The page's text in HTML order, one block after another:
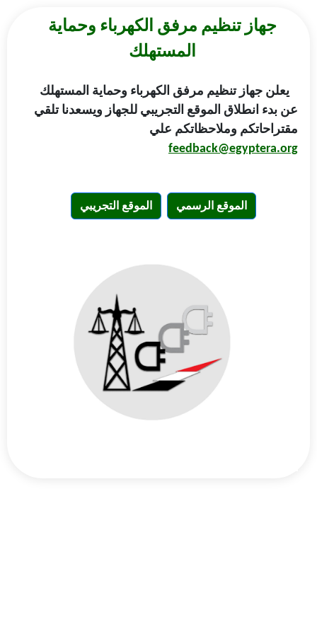
جهاز تنظيم مرفق الكهرباء وحماية
المستهلك
يعلن جهاز تنظيم مرفق الكهرباء وحماية المستهلك
عن بدء انطلاق الموقع التجريبي للجهاز ويسعدنا تلقي
مقتراحاتكم وملاحظاتكم علي
feedback@egyptera.org
الموقع الرسمي الموقع التجريبي